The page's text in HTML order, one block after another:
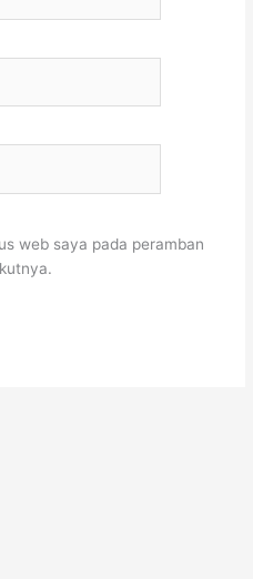
web saya pada peramban